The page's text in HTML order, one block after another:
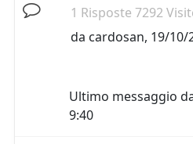
1 Risposte 7292
da cardosan, 19/10/
Ultimo messaggio
9:40